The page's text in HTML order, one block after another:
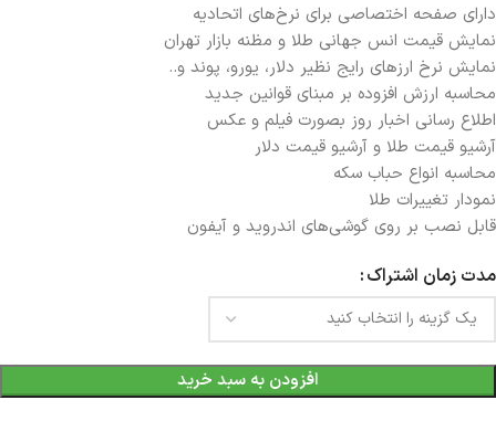
دارای صفحه اختصاصی برای نرخ‌های اتحادیه
نمایش قیمت انس جهانی طلا و مظنه بازار تهران
نمایش نرخ ارزهای رایج نظیر دلار، یورو، پوند و..
محاسبه ارزش افزوده بر مبنای قوانین جدید
اطلاع رسانی اخبار روز بصورت فیلم و عکس
آرشیو قیمت طلا و آرشیو قیمت دلار
محاسبه انواع حباب سکه
نمودار تغییرات طلا
قابل نصب بر روی گوشی‌های اندروید و آیفون
مدت زمان اشتراک
افزودن به سبد خرید